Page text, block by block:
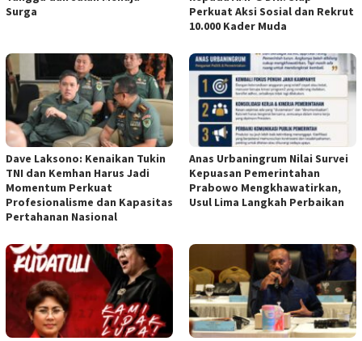
Surga
Perkuat Aksi Sosial dan Rekrut
10.000 Kader Muda
Dave Laksono: Kenaikan Tukin
TNI dan Kemhan Harus Jadi
Momentum Perkuat
Profesionalisme dan Kapasitas
Pertahanan Nasional
Anas Urbaningrum Nilai Survei
Kepuasan Pemerintahan
Prabowo Mengkhawatirkan,
Usul Lima Langkah Perbaikan